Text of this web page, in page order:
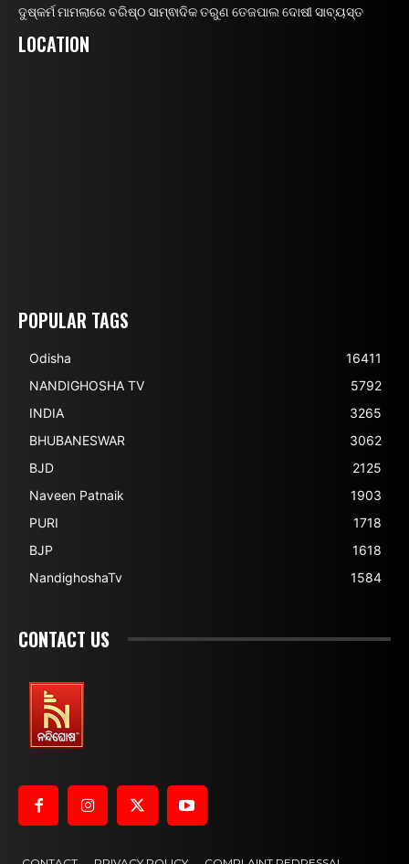
ଦୁଷ୍କର୍ମ ମାମଲାରେ ବରିଷ୍ଠ ସାମ୍ଵାଦିକ ତରୁଣ ତେଜପାଲ ଦୋଷୀ ସାବ୍ୟସ୍ତ
LOCATION
POPULAR TAGS
Odisha
16411
NANDIGHOSHA TV
5792
INDIA
3265
BHUBANESWAR
3062
BJD
2125
Naveen Patnaik
1903
PURI
1718
BJP
1618
NandighoshaTv
1584
CONTACT US